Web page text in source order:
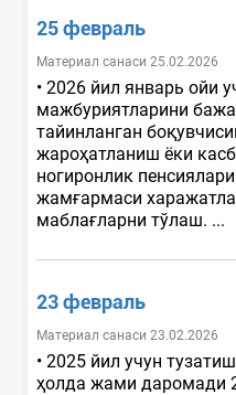
25 февраль
Материал санаси 25.02.2026
• 2026 йил январь ойи
мажбуриятларини
тайинланган
жароҳатланиш ёки
ногиронлик
жамғармаси
маблағларни тўлаш. ...
23 февраль
Материал санаси 23.02.2026
• 2025 йил учун
ҳолда жами даромади